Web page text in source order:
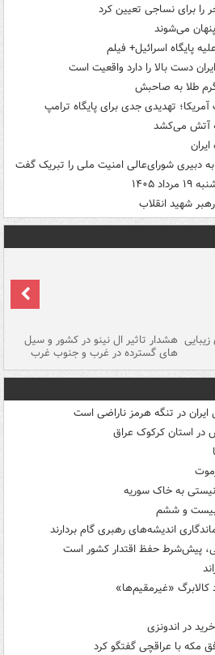
را برای نساجی تعیین کرد
پنهان می‌شوند
پایگاه اسرائیل+ فیلم
دست بالا را دارد واقعیت است
طلا به صاحبش
آمریکا؛ تهدیدی جدی برای پایگاه ترامپ
آتش می‌کشد
دبیری شورای‌عالی امنیت ملی را تبریک گفت
۱۴۰۵
شهید انقلاب
هشدار تاثیر ال نینو در کشور و سیل
های گسترده در غرب و جنوب غرب
ایران در تنگه هرمز ناراضی است
به خاک سوریه
بیست و ششم
اندیشه‌های رهبری گام بردارند
پیش‌شرط حفظ اقتدار کشور است
«غیرمقیم‌ها»
در اندونزی
مکه با عراقچی گفتگو کرد